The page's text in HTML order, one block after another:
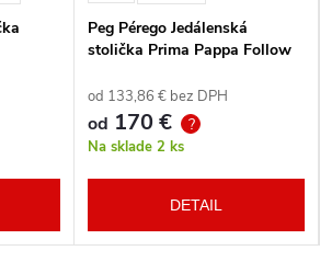
Peg Pérego Jedálenská
stolička Prima Pappa Follow
od 133,86 € bez DPH
od 170 € ?
Na sklade 2 ks
DETAIL